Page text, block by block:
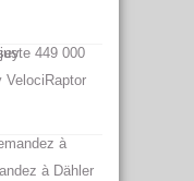
VelociRaptor
à Dähler